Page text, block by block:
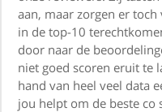
aan, maar zorgen er
in de top-10
door naar de
niet goed scoren eruit te
hand van heel veel data
jou helpt om de beste co